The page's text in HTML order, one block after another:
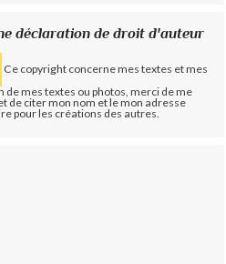
déclaration de droit d'auteur
Ce copyright concerne mes textes et mes
de mes textes ou photos, merci de me
de citer mon nom et le mon adresse
pour les créations des autres.